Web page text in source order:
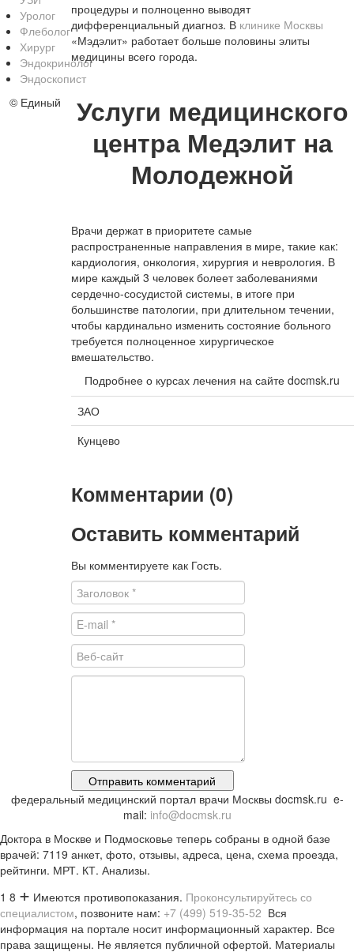
процедуры и полноценно выводят
дифференциальный диагноз. В клинике Москвы
«Мэдэлит» работает больше половины элиты
медицины всего города.
Услуги медицинского
центра Медэлит на
Молодежной
Врачи держат в приоритете самые
распространенные направления в мире, такие как:
кардиология, онкология, хирургия и неврология. В
мире каждый 3 человек болеет заболеваниями
сердечно-сосудистой системы, в итоге при
большинстве патологии, при длительном течении,
чтобы кардинально изменить состояние больного
требуется полноценное хирургическое
вмешательство.
Подробнее о курсах лечения на сайте docmsk.ru
ЗАО
Кунцево
Комментарии (0)
Оставить комментарий
Вы комментируете как Гость.
Уролог
Флеболог
Хирург
Эндокринолог
Эндоскопист
© Единый
федеральный медицинский портал врачи Москвы docmsk.ru e-
mail: info@docmsk.ru
Доктора в Москве и Подмосковье теперь собраны в одной базе
врачей: 7119 анкет, фото, отзывы, адреса, цена, схема проезда,
рейтинги. МРТ. КТ. Анализы.
1 8 + Имеются противопоказания. Проконсультируйтесь со
специалистом, позвоните нам: +7 (499) 519-35-52 Вся
информация на портале носит информационный характер. Все
права защищены. Не является публичной офертой. Материалы